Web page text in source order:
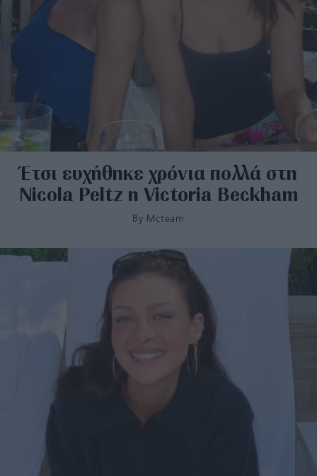
Έτσι ευχήθηκε χρόνια πολλά στη
Nicola Peltz η Victoria Beckham
By Mcteam